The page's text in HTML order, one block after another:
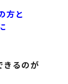
方と
きるのが